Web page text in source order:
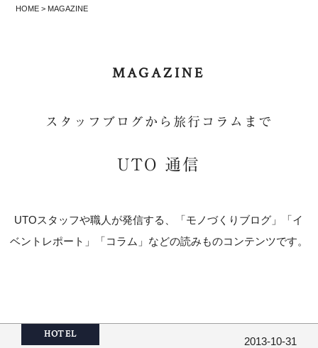
HOME > MAGAZINE
MAGAZINE
スタッフブログから旅行コラムまで
UTO 通信
UTOスタッフや職人が発信する、「モノづくりブログ」「イ
ベントレポート」「コラム」などの読みものコンテンツです。
HOTEL
2013-10-31